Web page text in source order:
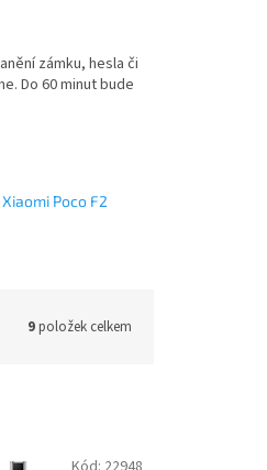
zámku, hesla či
Do 60 minut bude
Poco F2
9položek celkem